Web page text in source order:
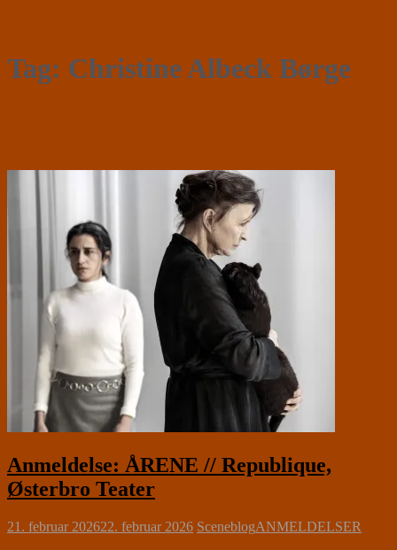
Tag: Christine Albeck Børge
Anmeldelse: ÅRENE // Republique,
Østerbro Teater
21. februar 202622. februar 2026 SceneblogANMELDELSER